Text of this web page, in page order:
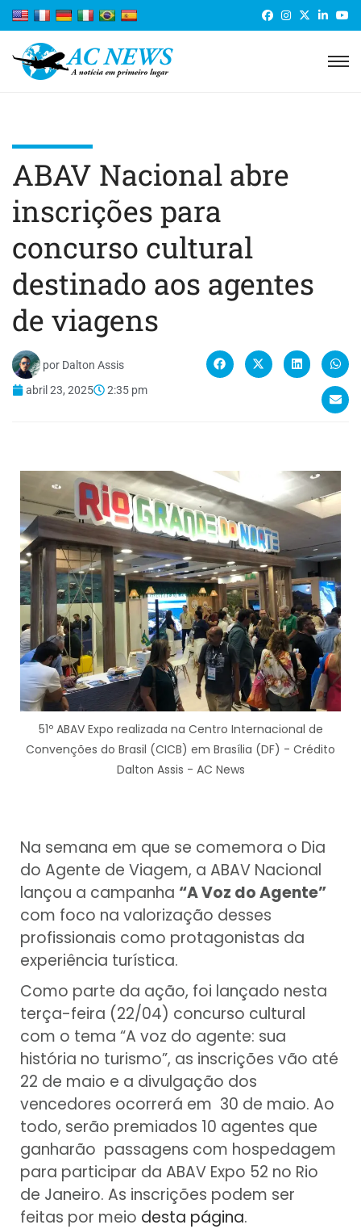
ABAV Nacional abre
inscrições para
concurso cultural
destinado aos agentes
de viagens
por Dalton Assis
abril 23, 2025
2:35 pm
51º ABAV Expo realizada na Centro Internacional de
Convenções do Brasil (CICB) em Brasília (DF) - Crédito
Dalton Assis - AC News
Na semana em que se comemora o Dia
do Agente de Viagem, a ABAV Nacional
lançou a campanha “A Voz do Agente”
com foco na valorização desses
profissionais como protagonistas da
experiência turística.
Como parte da ação, foi lançado nesta
terça-feira (22/04) concurso cultural
com o tema “A voz do agente: sua
história no turismo”, as inscrições vão até
22 de maio e a divulgação dos
vencedores ocorrerá em 30 de maio. Ao
todo, serão premiados 10 agentes que
ganharão passagens com hospedagem
para participar da ABAV Expo 52 no Rio
de Janeiro. As inscrições podem ser
feitas por meio desta página.